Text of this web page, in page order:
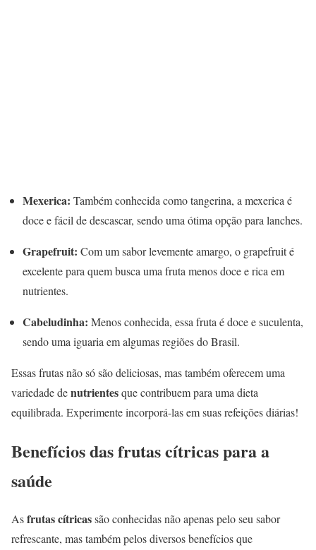
Mexerica: Também conhecida como tangerina, a mexerica é
doce e fácil de descascar, sendo uma ótima opção para lanches.
Grapefruit: Com um sabor levemente amargo, o grapefruit é
excelente para quem busca uma fruta menos doce e rica em
nutrientes.
Cabeludinha: Menos conhecida, essa fruta é doce e suculenta,
sendo uma iguaria em algumas regiões do Brasil.
Essas frutas não só são deliciosas, mas também oferecem uma
variedade denutrientesque contribuem para uma dieta
equilibrada. Experimente incorporá-las em suas refeições diárias!
Benefícios das frutas cítricas para a
saúde
Asfrutas cítricassão conhecidas não apenas pelo seu sabor
refrescante, mas também pelos diversos benefícios que